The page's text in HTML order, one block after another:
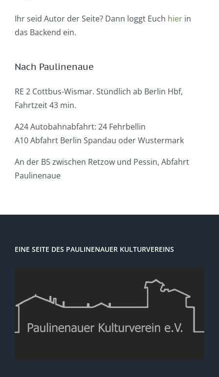
Ihr seid Autor der Seite? Dann loggt Euch hier in
das Backend ein.
Nach Paulinenaue
RE 2 Cottbus-Wismar. Stündlich ab Berlin Hbf,
Fahrtzeit 43 min.
A24 Autobahnabfahrt: 24 Fehrbellin
A10 Abfahrt Berlin Spandau oder Wustermark
An der B5 zwischen Retzow und Pessin, Abfahrt
Paulinenaue
EINE SEITE DES PAULINENAUER KULTURVEREINS